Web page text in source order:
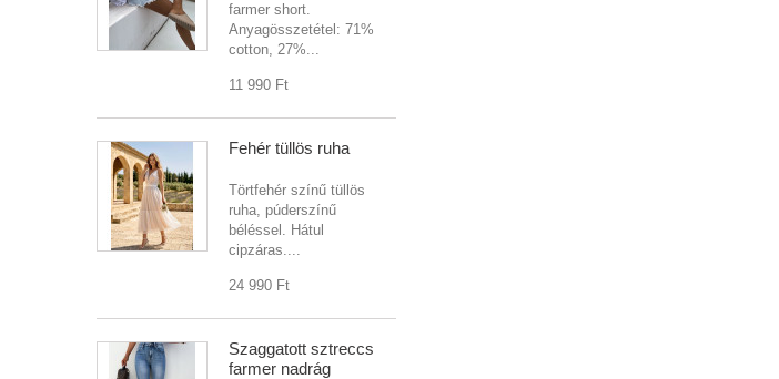
farmer short.
Anyagösszetétel: 71%
cotton, 27%...
11 990 Ft‎
Fehér tüllös ruha
Törtfehér színű tüllös
ruha, púderszínű
béléssel. Hátul
cipzáras....
24 990 Ft‎
Szaggatott sztreccs
farmer nadrág